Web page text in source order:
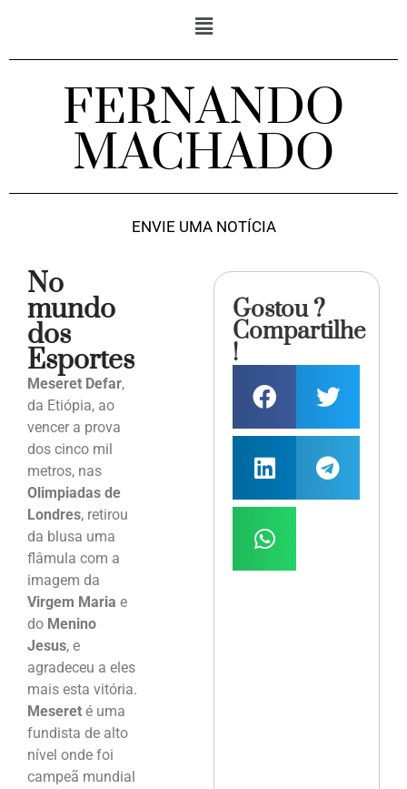
FERNANDO
MACHADO
ENVIE UMA NOTÍCIA
No
mundo
dos
Esportes
Meseret Defar,
da Etiópia, ao
vencer a prova
dos cinco mil
metros, nas
Olimpiadas de
Londres, retirou
da blusa uma
flâmula com a
imagem da
Virgem Maria e
do Menino
Jesus, e
agradeceu a eles
mais esta vitória.
Meseret é uma
fundista de alto
nível onde foi
campeã mundial
Gostou ?
Compartilhe
!